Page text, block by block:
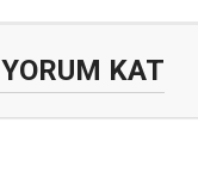
YORUM KAT